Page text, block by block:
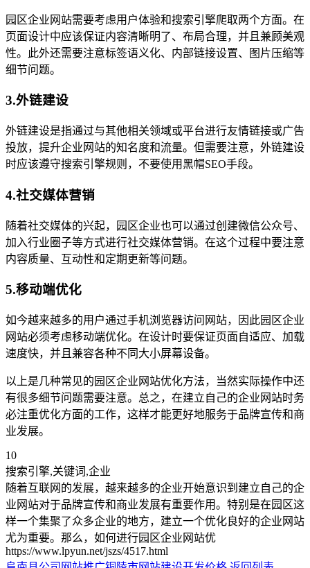
园区企业网站需要考虑用户体验和搜索引擎爬取两个方面。在
页面设计中应该保证内容清晰明了、布局合理，并且兼顾美观
性。此外还需要注意标签语义化、内部链接设置、图片压缩等
细节问题。
3.外链建设
外链建设是指通过与其他相关领域或平台进行友情链接或广告
投放，提升企业网站的知名度和流量。但需要注意，外链建设
时应该遵守搜索引擎规则，不要使用黑帽SEO手段。
4.社交媒体营销
随着社交媒体的兴起，园区企业也可以通过创建微信公众号、
加入行业圈子等方式进行社交媒体营销。在这个过程中要注意
内容质量、互动性和定期更新等问题。
5.移动端优化
如今越来越多的用户通过手机浏览器访问网站，因此园区企业
网站必须考虑移动端优化。在设计时要保证页面自适应、加载
速度快，并且兼容各种不同大小屏幕设备。
以上是几种常见的园区企业网站优化方法，当然实际操作中还
有很多细节问题需要注意。总之，在建立自己的企业网站时务
必注重优化方面的工作，这样才能更好地服务于品牌宣传和商
业发展。
10
搜索引擎,关键词,企业
随着互联网的发展，越来越多的企业开始意识到建立自己的企
业网站对于品牌宣传和商业发展有重要作用。特别是在园区这
样一个集聚了众多企业的地方，建立一个优化良好的企业网站
尤为重要。那么，如何进行园区企业网站优
https://www.lpyun.net/jszs/4517.html